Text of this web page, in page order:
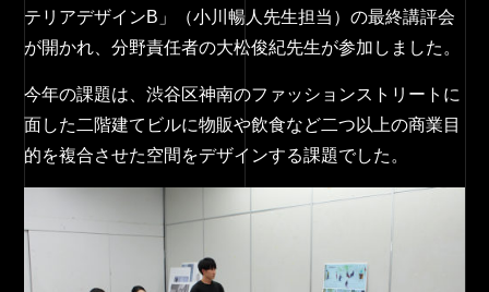
テリアデザインB」（小川暢人先生担当）の最終講評会
が開かれ、分野責任者の大松俊紀先生が参加しました。
今年の課題は、渋谷区神南のファッションストリートに
面した二階建てビルに物販や飲食など二つ以上の商業目
的を複合させた空間をデザインする課題でした。